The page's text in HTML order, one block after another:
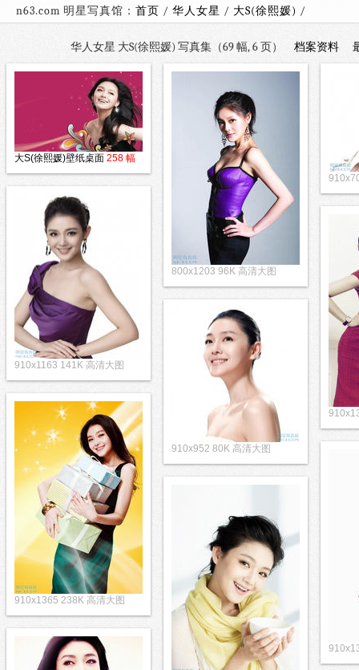
n63.com 明星写真馆： 首页 / 华人女星 / 大S(徐熙媛)
华人女星 大S(徐熙媛) 写真集（69 幅, 6 页） 档案资料
大S(徐熙媛)壁纸桌面 258 幅
800x1203 96K 高清大图
910x1163 141K 高清大图
910x952 80K 高清大图
910x1365 238K 高清大图